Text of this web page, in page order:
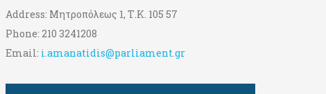
Address: Μητροπόλεως 1, Τ.Κ. 105 57
Phone: 210 3241208
Email: i.amanatidis@parliament.gr